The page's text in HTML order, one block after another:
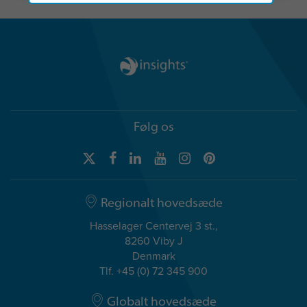
Følg os
Regionalt hovedsæde
Hasselager Centervej 3 st.,
8260 Viby J
Denmark
Tlf. +45 (0) 72 345 900
Globalt hovedsæde